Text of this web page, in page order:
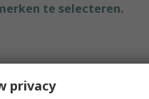
te selecteren.
privacy